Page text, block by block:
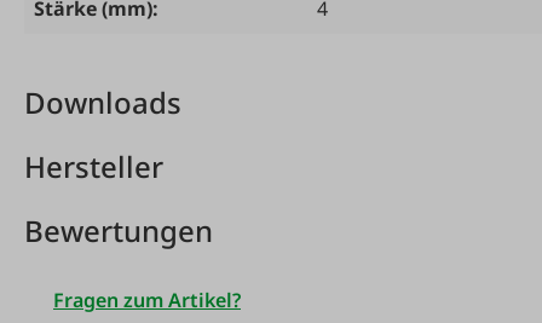
Stärke (mm): 4
Downloads
Hersteller
Bewertungen
Fragen zum Artikel?